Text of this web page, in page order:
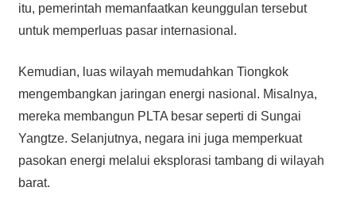
itu, pemerintah memanfaatkan keunggulan tersebut
untuk memperluas pasar internasional.
Kemudian, luas wilayah memudahkan Tiongkok
mengembangkan jaringan energi nasional. Misalnya,
mereka membangun PLTA besar seperti di Sungai
Yangtze. Selanjutnya, negara ini juga memperkuat
pasokan energi melalui eksplorasi tambang di wilayah
barat.